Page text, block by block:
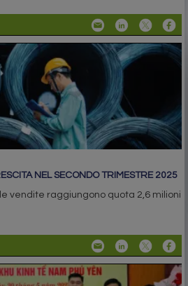
NEL SECONDO TRIMESTRE 2025
vendite raggiungono quota 2,6 milioni